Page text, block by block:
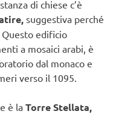
di chiese c’è
suggestiva perché
edificio
a mosaici arabi, è
dal monaco e
verso il 1095.
è laTorre Stellata,